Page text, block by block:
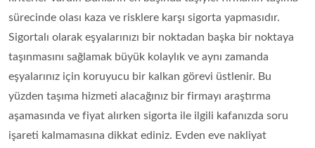
sürecinde olası kaza ve risklere karşı sigorta yapmasıdır.
Sigortalı olarak eşyalarınızı bir noktadan başka bir noktaya
taşınmasını sağlamak büyük kolaylık ve aynı zamanda
eşyalarınız için koruyucu bir kalkan görevi üstlenir. Bu
yüzden taşıma hizmeti alacağınız bir firmayı araştırma
aşamasında ve fiyat alırken sigorta ile ilgili kafanızda soru
işareti kalmamasına dikkat ediniz. Evden eve nakliyat